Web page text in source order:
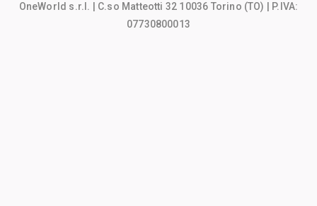
OneWorld s.r.l.
| C.so Matteotti 32 10036 Torino (TO) | P.IVA:
07730800013